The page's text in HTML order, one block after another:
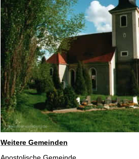
Weitere Gemeinden